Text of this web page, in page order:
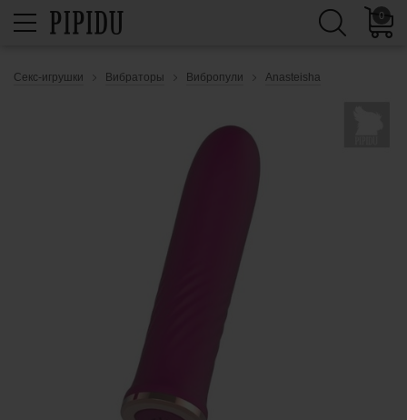
0
Секс-игрушки Вибраторы Вибропули Anasteisha